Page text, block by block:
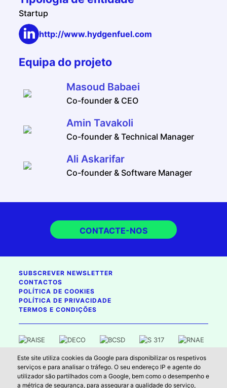
Startup
http://www.hydgenfuel.com
Equipa do projeto
Masoud Babaei
Co-founder & CEO
Amin Tavakoli
Co-founder & Technical Manager
Ali Askarifar
Co-founder & Software Manager
CONTACTE-NOS
SUBSCREVER NEWSLETTER
CONTACTOS
POLÍTICA DE COOKIES
POLÍTICA DE PRIVACIDADE
TERMOS E CONDIÇÕES
2026 , reservados todos os direitos
Cofinanciado pela União Europeia. No entanto, os pontos de vista e opiniões
Este site utiliza cookies da Google para disponibilizar os respetivos
serviços e para analisar o tráfego. O seu endereço IP e agente do
utilizador são partilhados com a Google, bem como o desempenho e
a métrica de segurança, para assegurar a qualidade do serviço,